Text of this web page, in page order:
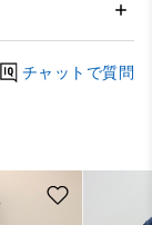
チャットで質問